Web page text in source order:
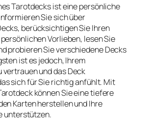
Tarotdecks ist eine persönliche
Sie sich über
berücksichtigen Sie Ihren
Vorlieben, lesen Sie
probieren Sie verschiedene Decks
ist es jedoch, Ihrem
vertrauen und das Deck
sich für Sie richtig anfühlt. Mit
können Sie eine tiefere
Karten herstellen und Ihre
unterstützen.